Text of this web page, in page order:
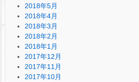
2018年5月
2018年4月
2018年3月
2018年2月
2018年1月
2017年12月
2017年11月
2017年10月